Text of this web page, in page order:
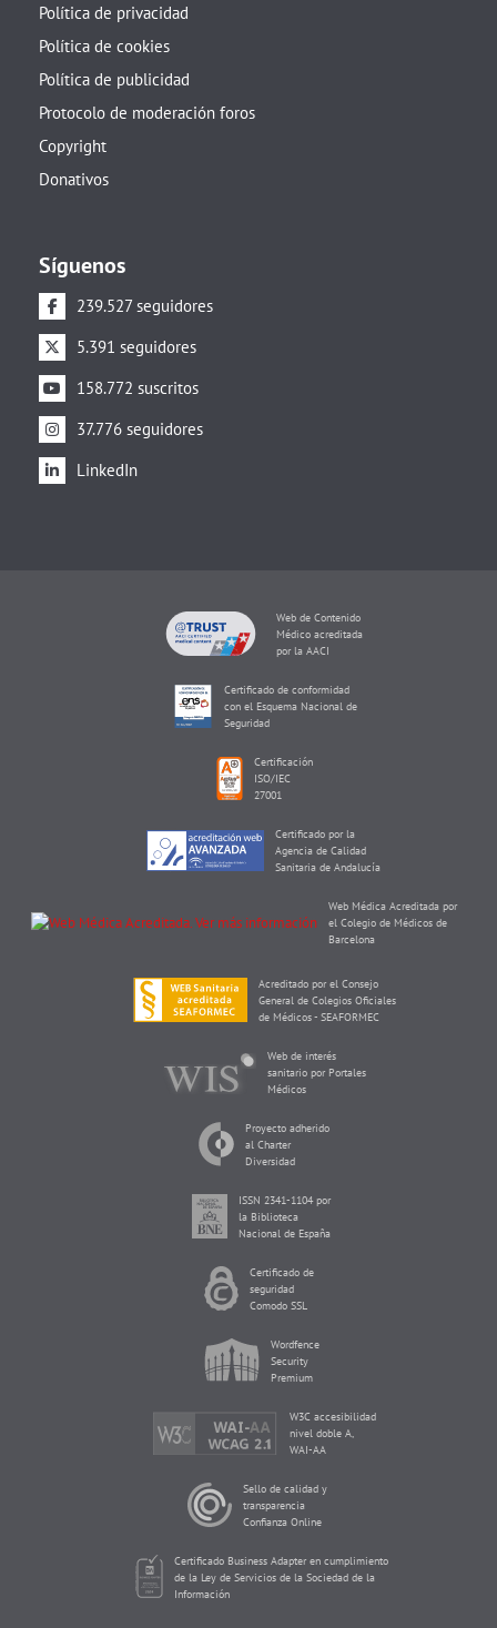
Política de privacidad
Política de cookies
Política de publicidad
Protocolo de moderación foros
Copyright
Donativos
Síguenos
239.527 seguidores
5.391 seguidores
158.772 suscritos
37.776 seguidores
LinkedIn
Web de Contenido
Médico acreditada
por la AACI
Certificado de conformidad
con el Esquema Nacional de
Seguridad
Certificación
ISO/IEC
27001
Certificado por la
Agencia de Calidad
Sanitaria de Andalucía
Web Médica Acreditada por
el Colegio de Médicos de
Barcelona
Acreditado por el Consejo
General de Colegios Oficiales
de Médicos - SEAFORMEC
Web de interés
sanitario por Portales
Médicos
Proyecto adherido
al Charter
Diversidad
ISSN 2341-1104 por
la Biblioteca
Nacional de España
Certificado de
seguridad
Comodo SSL
Wordfence
Security
Premium
W3C accesibilidad
nivel doble A,
WAI-AA
Sello de calidad y
transparencia
Confianza Online
Certificado Business Adapter en cumplimiento
de la Ley de Servicios de la Sociedad de la
Información